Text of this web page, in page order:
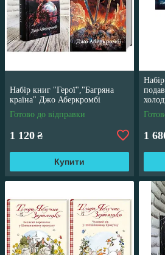
Набір книг "Герої","Багряна
країна" Джо Аберкромбі
Готово до відправки
1 120 ₴
Купити
1